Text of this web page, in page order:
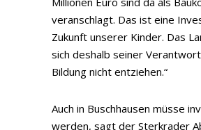
veranschlagt. Das ist eine
Zukunft unserer Kinder. Das
sich deshalb seiner
Bildung nicht entziehen.“
Auch in Buschhausen müsse
werden, sagt der Sterkrader